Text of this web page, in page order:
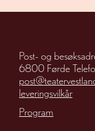
Post- og
6800 Førde
leveringsvilkår
Program